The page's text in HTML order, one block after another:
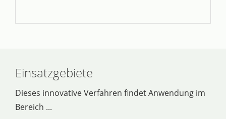
Einsatzgebiete
Dieses innovative Verfahren findet Anwendung im
Bereich ...